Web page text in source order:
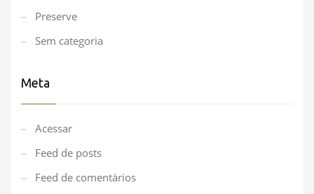
Preserve
Sem categoria
Meta
Acessar
Feed de posts
Feed de comentários